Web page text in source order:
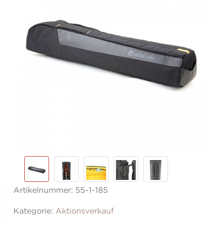
Artikelnummer: 55-1-185
Kategorie: Aktionsverkauf